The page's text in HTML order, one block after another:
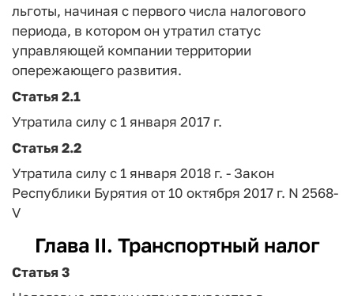
льготы, начиная с первого числа налогового
периода, в котором он утратил статус
управляющей компании территории
опережающего развития.
Статья 2.1
Утратила силу с 1 января 2017 г.
Статья 2.2
Утратила силу с 1 января 2018 г. - Закон
Республики Бурятия от 10 октября 2017 г. N 2568-
V
Глава II. Транспортный налог
Статья 3